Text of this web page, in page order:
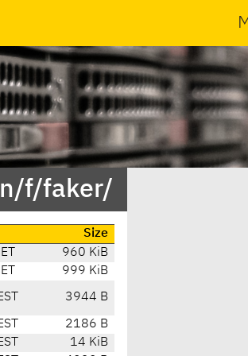
f/faker/
Size
960 KiB
999 KiB
3944 B
2186 B
14 KiB